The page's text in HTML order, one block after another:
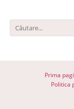
Prima
Politica